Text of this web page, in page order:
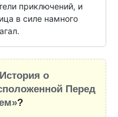
приключений, и
в силе намного
о
Перед
?